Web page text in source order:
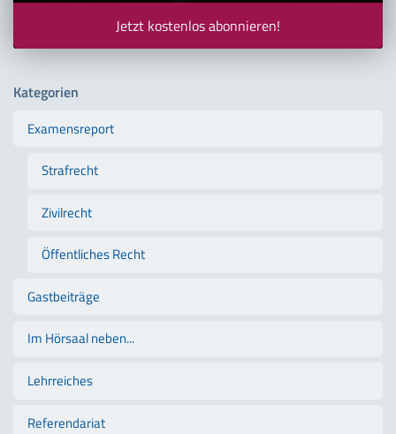
Jetzt kostenlos abonnieren!
Kategorien
Examensreport
Strafrecht
Zivilrecht
Öffentliches Recht
Gastbeiträge
Im Hörsaal neben...
Lehrreiches
Referendariat